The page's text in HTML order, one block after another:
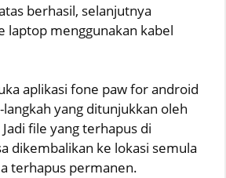
berhasil, selanjutnya
laptop menggunakan kabel
aplikasi fone paw for android
yang ditunjukkan oleh
file yang terhapus di
dikembalikan ke lokasi semula
terhapus permanen.